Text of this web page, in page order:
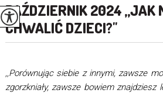
PAŹDZIERNIK 2024 ,,JAK
CHWALIĆ DZIECI?''
,,Porównując siebie z innymi, zawsze
zgorzkniały, zawsze bowiem